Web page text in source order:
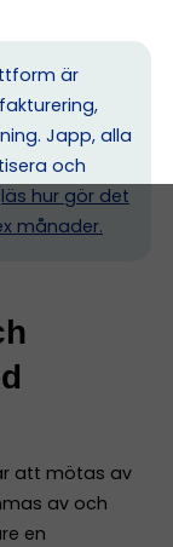
är
Japp, alla
och
läs hur gör det
månader.
att mötas av
av och
en